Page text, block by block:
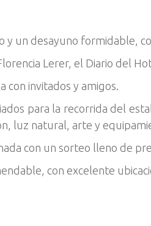
y un desayuno formidable,
Lerer, el Diario del
con invitados y amigos.
para la recorrida del
luz natural, arte y
con un sorteo lleno de
con excelente